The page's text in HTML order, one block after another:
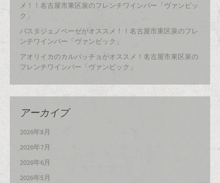
メ！！名古屋市東区泉のフレンチワインバー「ヴァンビッ
ク」
パスタジェノベーゼがオススメ！！名古屋市東区泉のフレ
ンチワインバー「ヴァンビック」
アオリイカのカルパッチョがオススメ！名古屋市東区泉の
フレンチワインバー「ヴァンビック」
アーカイブ
2026年8月
2026年7月
2026年6月
2026年5月